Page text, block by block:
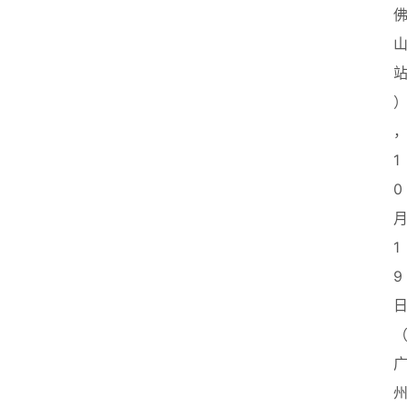
佛
山
站
）
，
1
0
月
1
9
日
（
广
州